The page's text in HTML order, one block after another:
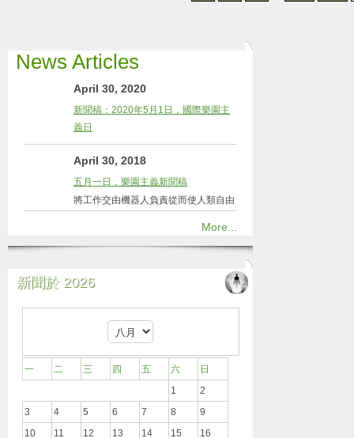
News Articles
April 30, 2020
新聞稿：2020年5月1日，國際樂園主
義日
April 30, 2018
五月一日，樂園主義新聞稿
將工作交由機器人負責從而使人類自由
More...
新聞於 2026
一 二 三 四 五 六
日
1
2
3
4 5 6 7 8
9
10
11 12 13 14 15
16